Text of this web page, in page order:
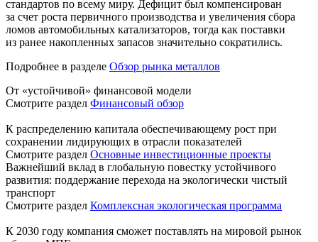
стандартов по всему миру. Дефицит был компенсирован
за счет роста первичного производства и увеличения сбора
ломов автомобильных катализаторов, тогда как поставки
из ранее накопленных запасов значительно сократились.
Подробнее в разделе Обзор рынка металлов
От «устойчивой» финансовой модели
Смотрите раздел Финансовый обзор
К распределению капитала обеспечивающему рост при
сохранении лидирующих в отрасли показателей
Смотрите раздел Основные инвестиционные проекты
Важнейший вклад в глобальную повестку устойчивого
развития: поддержание перехода на экологически чистый
транспорт
Смотрите раздел Комплексная экологическая программа
К 2030 году компания сможет поставлять на мировой рынок